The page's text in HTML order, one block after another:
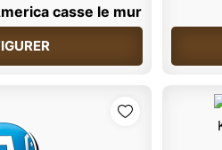
casse le mur